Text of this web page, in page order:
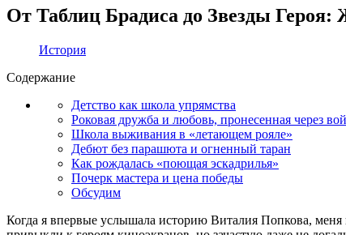
От Таблиц Брадиса до Звезды
История
Содержание
Детство как школа упрямства
Роковая дружба и любовь, пронесенная через
Школа выживания в «летающем рояле»
Дебют без парашюта и огненный таран
Как рождалась «поющая эскадрилья»
Почерк мастера и цена победы
Обсудим
Когда я впервые услышала историю Виталия Попкова, меня